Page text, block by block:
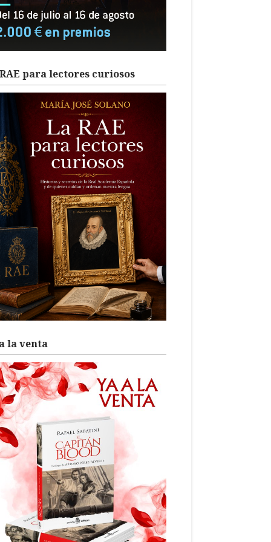
para lectores curiosos
la venta